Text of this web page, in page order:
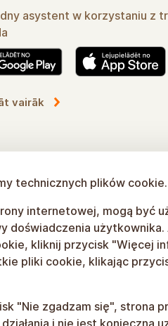
asystent w korzystaniu z
się więcej
technicznych plików cookie.
internetowej, mogą być
doświadczenia
kliknij przycisk "Więcej
pliki cookie, klikając
"Nie zgadzam się", strona
i nie jest konieczna